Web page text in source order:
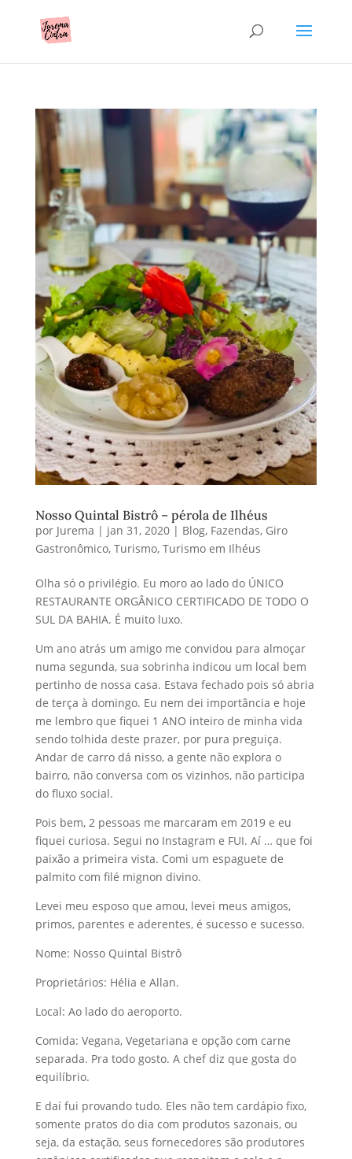
Nosso Quintal Bistrô – pérola de Ilhéus
por Jurema | jan 31, 2020| Blog, Fazendas, Giro
Gastronômico, Turismo, Turismo em Ilhéus
Olha só o privilégio. Eu moro ao lado do ÚNICO
RESTAURANTE ORGÂNICO CERTIFICADO DE TODO O
SUL DA BAHIA. É muito luxo.
Um ano atrás um amigo me convidou para almoçar
numa segunda, sua sobrinha indicou um local bem
pertinho de nossa casa. Estava fechado pois só abria
de terça à domingo. Eu nem dei importância e hoje
me lembro que fiquei 1 ANO inteiro de minha vida
sendo tolhida deste prazer, por pura preguiça.
Andar de carro dá nisso, a gente não explora o
bairro, não conversa com os vizinhos, não participa
do fluxo social.
Pois bem, 2 pessoas me marcaram em 2019 e eu
fiquei curiosa. Segui no Instagram e FUI. Aí … que foi
paixão a primeira vista. Comi um espaguete de
palmito com filé mignon divino.
Levei meu esposo que amou, levei meus amigos,
primos, parentes e aderentes, é sucesso e sucesso.
Nome: Nosso Quintal Bistrô
Proprietários: Hélia e Allan.
Local: Ao lado do aeroporto.
Comida: Vegana, Vegetariana e opção com carne
separada. Pra todo gosto. A chef diz que gosta do
equilíbrio.
E daí fui provando tudo. Eles não tem cardápio fixo,
somente pratos do dia com produtos sazonais, ou
seja, da estação, seus fornecedores são produtores